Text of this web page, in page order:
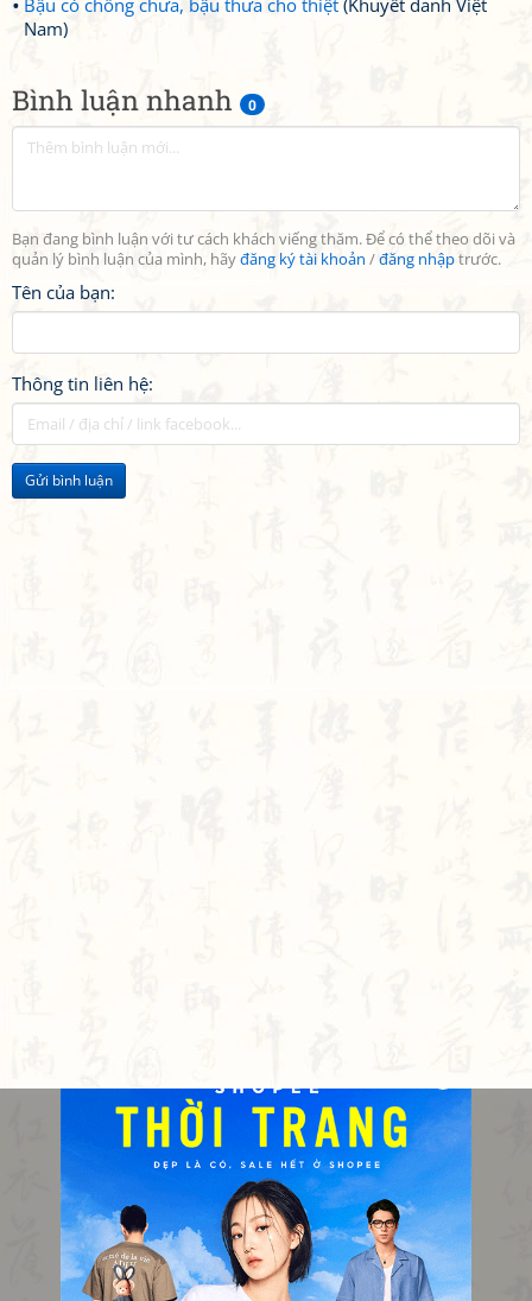
Bình luận nhanh 0
Bạn đang bình luận với tư cách khách viếng thăm. Để có thể theo dõi và
quản lý bình luận của mình, hãyđăng ký tài khoản /đăng nhậptrước.
Tên của bạn:
Thông tin liên hệ:
Gửi bình luận
Bậu có chồng chưa, bậu thưa cho thiệt (Khuyết danh Việt
Nam)